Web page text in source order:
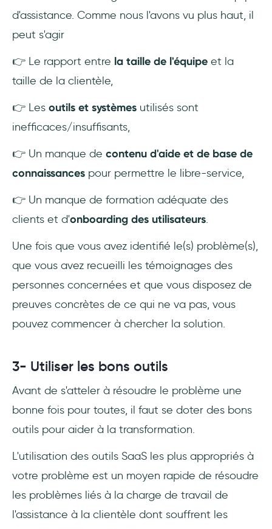
d'assistance. Comme nous l'avons vu plus haut, il
peut s'agir
👉 Le rapport entre la taille de l'équipe et la
taille de la clientèle,
👉 Les outils et systèmes utilisés sont
inefficaces/insuffisants,
👉 Un manque de contenu d'aide et de base de
connaissances pour permettre le libre-service,
👉 Un manque de formation adéquate des
clients et d'onboarding des utilisateurs.
Une fois que vous avez identifié le(s) problème(s),
que vous avez recueilli les témoignages des
personnes concernées et que vous disposez de
preuves concrètes de ce qui ne va pas, vous
pouvez commencer à chercher la solution.
3- Utiliser les bons outils
Avant de s'atteler à résoudre le problème une
bonne fois pour toutes, il faut se doter des bons
outils pour aider à la transformation.
L'utilisation des outils SaaS les plus appropriés à
votre problème est un moyen rapide de résoudre
les problèmes liés à la charge de travail de
l'assistance à la clientèle dont souffrent les